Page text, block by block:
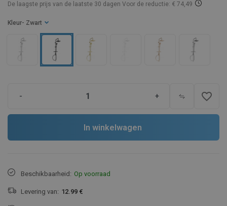
De laagste prijs van de laatste 30 dagen Voor de reductie: € 74,49
Kleur - Zwart
- + favorite_border
In winkelwagen
Beschikbaarheid: Op voorraad
Levering van: 12.99 €